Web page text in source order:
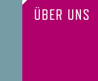
ÜBER UNS